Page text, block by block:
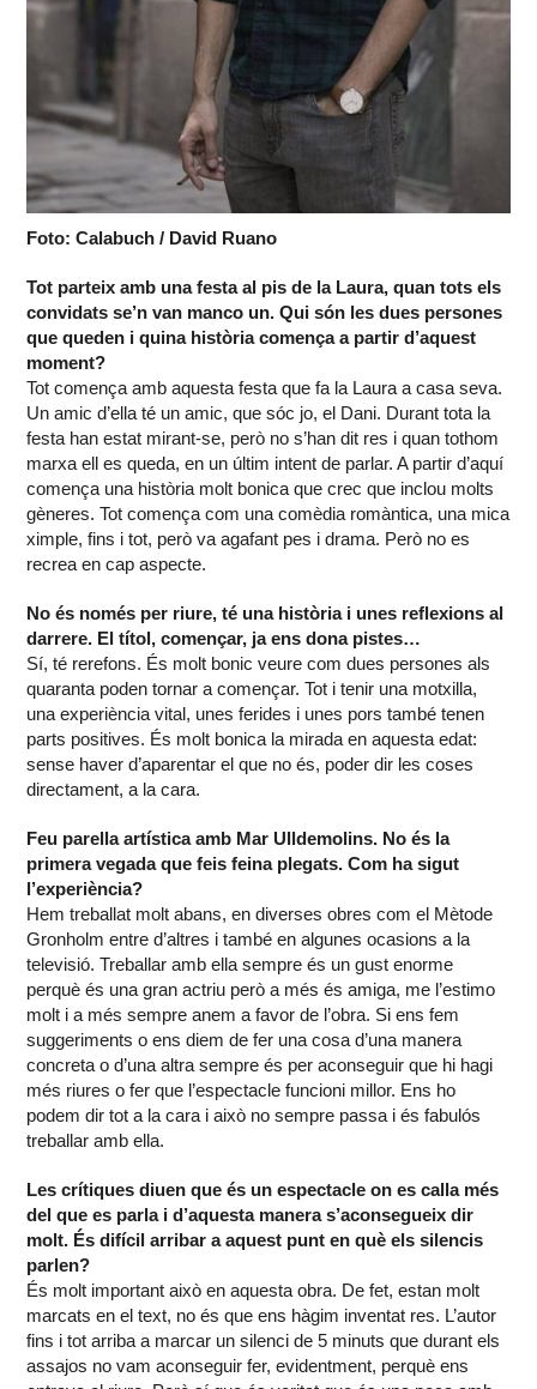
Foto: Calabuch / David Ruano
Tot parteix amb una festa al pis de la Laura, quan tots els
convidats se’n van manco un. Qui són les dues persones
que queden i quina història comença a partir d’aquest
moment?
Tot comença amb aquesta festa que fa la Laura a casa seva.
Un amic d’ella té un amic, que sóc jo, el Dani. Durant tota la
festa han estat mirant-se, però no s’han dit res i quan tothom
marxa ell es queda, en un últim intent de parlar. A partir d’aquí
comença una història molt bonica que crec que inclou molts
gèneres. Tot comença com una comèdia romàntica, una mica
ximple, fins i tot, però va agafant pes i drama. Però no es
recrea en cap aspecte.
No és només per riure, té una història i unes reflexions al
darrere. El títol, començar, ja ens dona pistes…
Sí, té rerefons. És molt bonic veure com dues persones als
quaranta poden tornar a començar. Tot i tenir una motxilla,
una experiència vital, unes ferides i unes pors també tenen
parts positives. És molt bonica la mirada en aquesta edat:
sense haver d’aparentar el que no és, poder dir les coses
directament, a la cara.
Feu parella artística amb Mar Ulldemolins. No és la
primera vegada que feis feina plegats. Com ha sigut
l’experiència?
Hem treballat molt abans, en diverses obres com el Mètode
Gronholm entre d’altres i també en algunes ocasions a la
televisió. Treballar amb ella sempre és un gust enorme
perquè és una gran actriu però a més és amiga, me l’estimo
molt i a més sempre anem a favor de l’obra. Si ens fem
suggeriments o ens diem de fer una cosa d’una manera
concreta o d’una altra sempre és per aconseguir que hi hagi
més riures o fer que l’espectacle funcioni millor. Ens ho
podem dir tot a la cara i això no sempre passa i és fabulós
treballar amb ella.
Les crítiques diuen que és un espectacle on es calla més
del que es parla i d’aquesta manera s’aconsegueix dir
molt. És difícil arribar a aquest punt en què els silencis
parlen?
És molt important això en aquesta obra. De fet, estan molt
marcats en el text, no és que ens hàgim inventat res. L’autor
fins i tot arriba a marcar un silenci de 5 minuts que durant els
assajos no vam aconseguir fer, evidentment, perquè ens